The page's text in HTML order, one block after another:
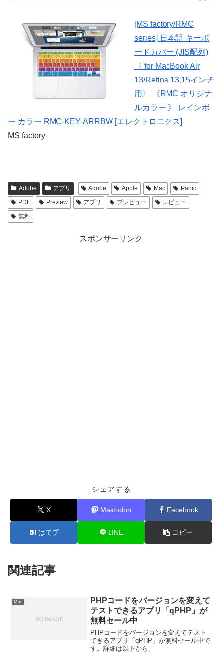
[MS factory/RMC
series] 日本語 キーボ
ードカバー (JIS配列)
〈 for MacBook Air
13/Retina 13,15インチ
用〉 《RMC オリジナ
ルカラー 》 レインボ
ー カラー RMC-KEY-ARRBW [エレクトロニクス]
MS factory
Adobe アプリ Adobe Apple Mac
Panic
PDF
Preview アプリ プレビュー
レビュー
無料
スポンサーリンク
シェアする
X Mastodon Facebook
はてブ LINE コピー
関連記事
Mac
PHPコードをバージョンを変えて
テストできるアプリ「qPHP」が
無料セール中
PHPコードをバージョンを変えてテスト
できるアプリ「qPHP」が無料セール中で
す。詳細は以下から。